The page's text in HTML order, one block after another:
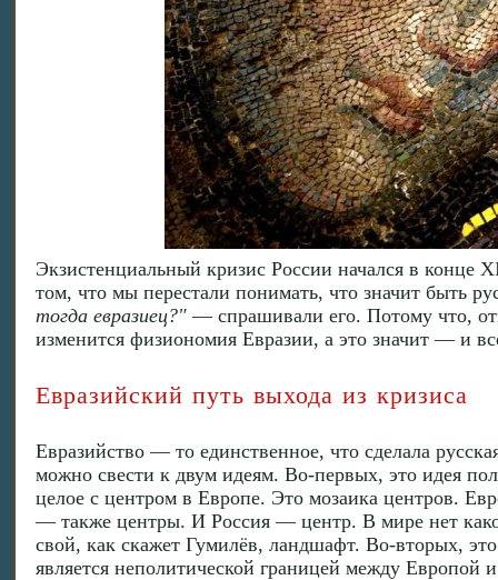
Экзистенциальный кризис России начался в конце
том, что мы перестали понимать, что значит быть
тогда евразиец?" — спрашивали его. Потому что,
изменится физиономия Евразии, а это значит — и
Евразийский путь выхода из кризиса
Евразийство — то единственное, что сделала
можно свести к двум идеям. Во-первых, это идея
целое с центром в Европе. Это мозаика центров.
— также центры. И Россия — центр. В мире нет
свой, как скажет Гумилёв, ландшафт. Во-вторых,
является неполитической границей между Европой